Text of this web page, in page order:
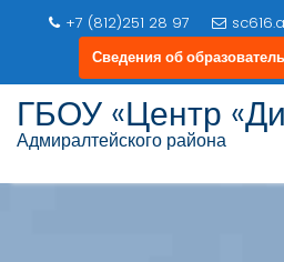
+7 (812)251 28 97
Сведения об
ГБОУ «Центр
Адмиралтейского района